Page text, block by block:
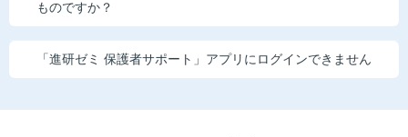
ものですか？
「進研ゼミ 保護者サポート」アプリにログインできません